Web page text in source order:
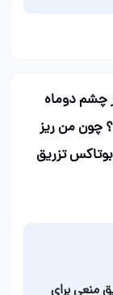
چشم دوماه
چون من ریز
تزریق